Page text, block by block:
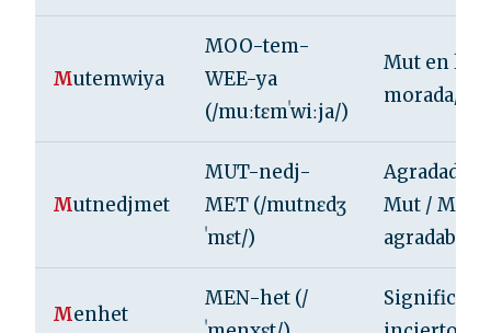
Mutemwiya
MOO-tem-
WEE-ya
(/muːtɛmˈwiːja/)
Mut en la
morada/
Mutnedjmet
MUT-nedj-
MET (/mutnɛdʒ
ˈmɛt/)
Agradada
Mut / Mut
agradable
Menhet
MEN-het (/
Significado